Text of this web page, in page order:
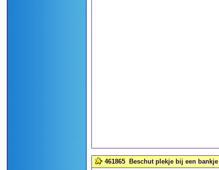
461865 Beschut plekje bij een